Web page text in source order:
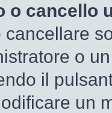
o cancello
o
il
un